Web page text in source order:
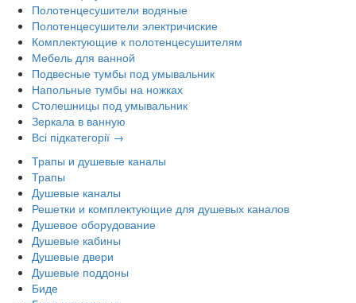
Полотенцесушители водяные
Полотенцесушители электричиские
Комплектующие к полотенцесушителям
Мебель для ванной
Подвесные тумбы под умывальник
Напольные тумбы на ножках
Столешницы под умывальник
Зеркала в ванную
Всі підкатегорії →
Трапы и душевые каналы
Трапы
Душевые каналы
Решетки и комплектующие для душевых каналов
Душевое оборудование
Душевые кабины
Душевые двери
Душевые поддоны
Биде